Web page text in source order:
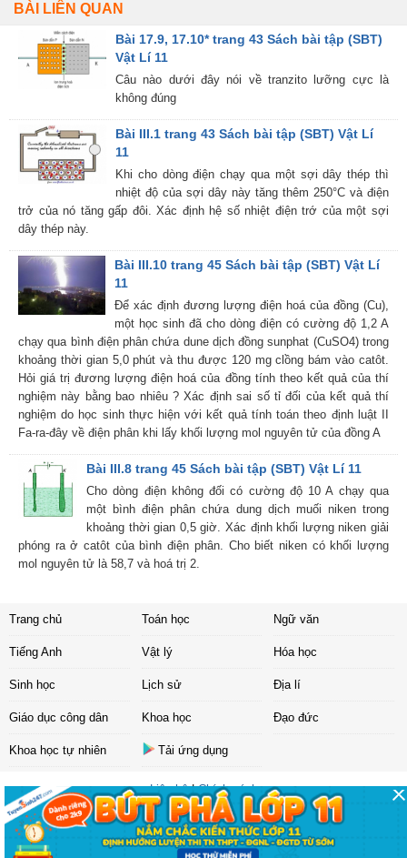
BÀI LIÊN QUAN
Bài 17.9, 17.10* trang 43 Sách bài tập (SBT)
Vật Lí 11
Câu nào dưới đây nói về tranzito lưỡng cực là
không đúng
Bài III.1 trang 43 Sách bài tập (SBT) Vật Lí
11
Khi cho dòng điện chạy qua một sợi dây thép thì
nhiệt độ của sợi dây này tăng thêm 250°C và điện
trở của nó tăng gấp đôi. Xác định hệ số nhiệt điện trớ của một sợi
dây thép này.
Bài III.10 trang 45 Sách bài tập (SBT) Vật Lí
11
Để xác định đương lượng điện hoá của đồng (Cu),
một học sinh đã cho dòng điện có cường độ 1,2 A
chạy qua bình điện phân chứa dune dịch đồng sunphat (CuSO4) trong
khoảng thời gian 5,0 phút và thu được 120 mg clồng bám vào catôt.
Hỏi giá trị đương lượng điện hoá của đồng tính theo kết quả của thí
nghiệm này bằng bao nhiêu ? Xác định sai số tỉ đối của kết quả thí
nghiệm do học sinh thực hiện với kết quả tính toán theo định luật II
Fa-ra-đây về điện phân khi lấy khối lượng mol nguyên tử của đồng A
Bài III.8 trang 45 Sách bài tập (SBT) Vật Lí 11
Cho dòng điện không đối có cường độ 10 A chạy qua
một bình điện phân chứa dung dịch muối niken trong
khoảng thời gian 0,5 giờ. Xác định khối lượng niken giải
phóng ra ở catôt của bình điện phân. Cho biết niken có khối lượng
mol nguyên tử là 58,7 và hoá trị 2.
Trang chủ Toán học Ngữ văn
Tiếng Anh Vật lý Hóa học
Sinh học Lịch sử Địa lí
Giáo dục công dân Khoa học Đạo đức
Khoa học tự nhiên Tải ứng dụng
Liên hệ|Chính sách
Copyright ©2017 Sachbaitap.com